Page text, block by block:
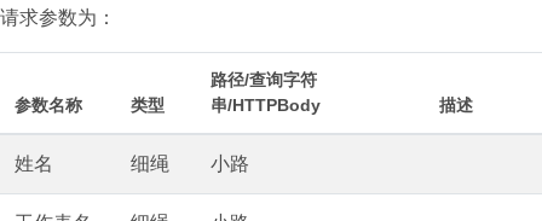
请求参数为：
参数名称 类型
路径/查询字符
串/HTTPBody
描述
姓名 细绳 小路